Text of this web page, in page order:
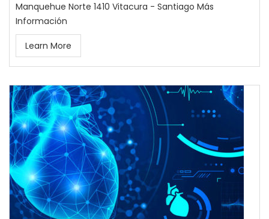
Manquehue Norte 1410 Vitacura - Santiago Más
Información
Learn More